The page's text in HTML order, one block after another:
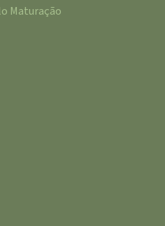
Maturação